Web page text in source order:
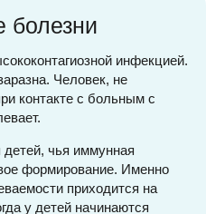
болезни
инфекцией.
Человек, не
контакте с больным с
чья иммунная
формирование. Именно
приходится на
у детей начинаются